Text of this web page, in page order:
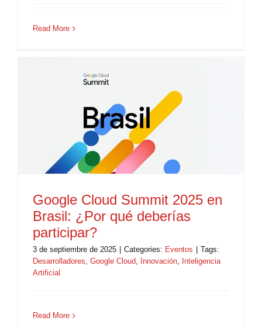
Read More
Google Cloud Summit 2025 en
Brasil: ¿Por qué deberías
participar?
3 de septiembre de 2025 Categories: Eventos
Tags:
Desarrolladores, Google Cloud, Innovación, Inteligencia
Artificial
Read More